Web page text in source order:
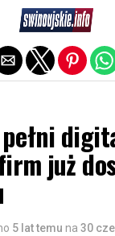
już
5 lat temu na 30
Exit mobile version